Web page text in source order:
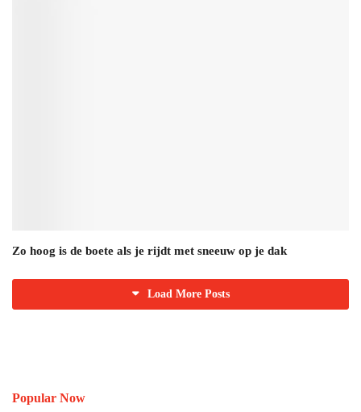
Zo hoog is de boete als je rijdt met sneeuw op je dak
Load More Posts
Popular Now